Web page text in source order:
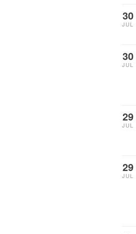
30
JUL
30
JUL
29
JUL
29
JUL